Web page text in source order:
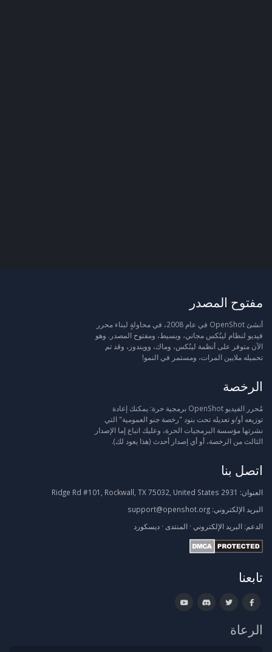
مفتوح المصدر
أنشئ OpenShot في عام 2008، في محاولةٍ لبناء محرر
فيديو لنظام لينُكس مجاني، وبسيط، ومفتوح المصدر. وهو
الآن متوفر على أنظمة لينُكس، وماك، وويندوز، وقد تم
تحميله ملايين المرات، ومستمر في النمو!
الرخصة
مُحرر الفيديو OpenShot برمجية حرة: يمكنك إعادة
توزيعه أو/و تعديله تحت بنود "رخصة جنو العمومية" التي
نشرتها مؤسسة البرمجيات الحرة، وعليك اتباع إما الإصدار
الثالث من الرخصة، أو أي إصدار أحدث (هذا يعود لك).
اتصل بنا
العنوان:
البريد الإلكتروني: support@openshot.org
الدعم: البريد الإلكتروني · المنتدى · ديسكورد
تابعنا
الرعاة